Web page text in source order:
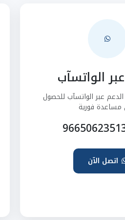
الواتسآب
عبر الواتسآب للحصول
فورية
اتصل الآن